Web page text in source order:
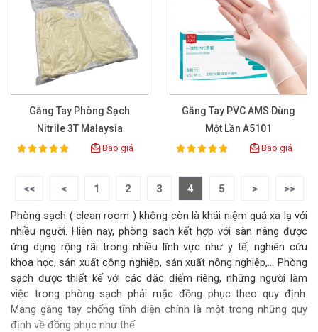
Găng Tay Phòng Sạch
Nitrile 3T Malaysia
Rating:
100% Báo giá
Găng Tay PVC AMS Dùng
Một Lần A5101
Rating:
100% Báo giá
<< < 1 2 3 4 5 > >>
Phòng sạch ( clean room ) không còn là khái niệm quá xa lạ với
nhiều người. Hiện nay, phòng sạch kết hợp với sàn nâng được
ứng dụng rộng rãi trong nhiều lĩnh vực như y tế, nghiên cứu
khoa học, sản xuất công nghiệp, sản xuất nông nghiệp,… Phòng
sạch được thiết kế với các đặc điểm riêng, những người làm
việc trong phòng sạch phải mặc đồng phục theo quy định.
Mang găng tay chống tĩnh điện chính là một trong những quy
định về đồng phục như thế.